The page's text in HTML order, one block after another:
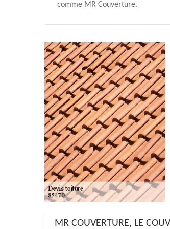
comme MR Couverture.
MR COUVERTURE, LE